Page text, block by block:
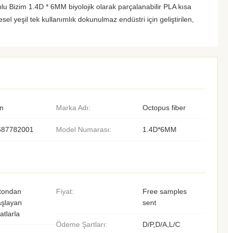
Bizim 1.4D * 6MM biyolojik olarak parçalanabilir PLA kısa
yeşil tek kullanımlık dokunulmaz endüstri için geliştirilen,
Marka Adı: Octopus fiber
Model Numarası: 1.4D*6MM
Fiyat:
Free samples
sent
Ödeme Şartları: D/P,D/A,L/C